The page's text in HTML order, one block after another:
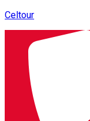
Celtour